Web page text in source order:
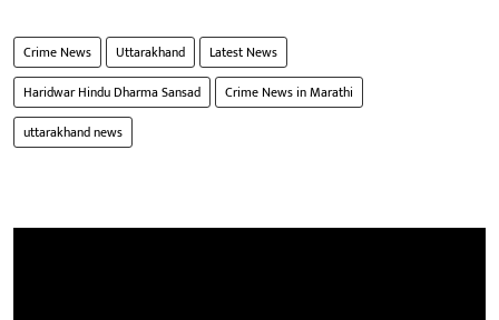
Crime News Uttarakhand
Latest News
Haridwar Hindu Dharma Sansad
Crime News in Marathi
uttarakhand news